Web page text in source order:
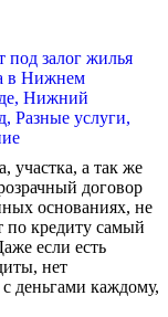
участка, а так же
договор
основаниях, не
по кредиту самый
если есть
нет
деньгами каждому,